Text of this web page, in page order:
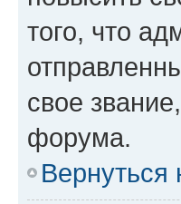
того, что
свое
форума.
Вернуться